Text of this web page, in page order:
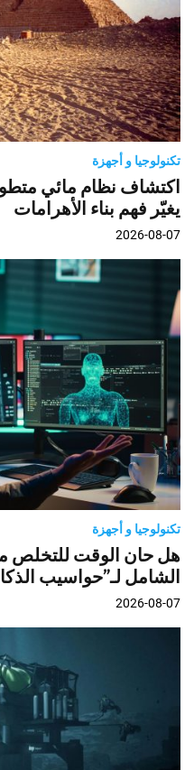
تكنولوجيا و أجهزة
اكتشاف نظام مائي
يغيّر فهم بناء الأهرامات
2026-08-07
تكنولوجيا و أجهزة
هل حان الوقت للتخلص
الشامل لـ”حواسيب
2026-08-07